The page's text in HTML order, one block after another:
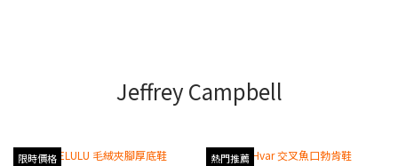
Jeffrey Campbell
限時價格 熱門推薦